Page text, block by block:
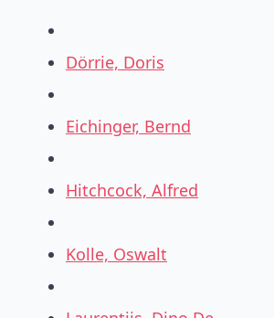
Dörrie, Doris
Eichinger, Bernd
Hitchcock, Alfred
Kolle, Oswalt